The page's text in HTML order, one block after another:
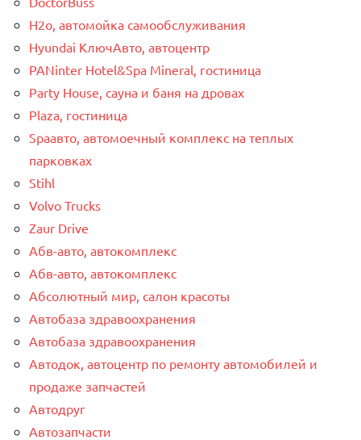
H2o, автомойка самообслуживания
Hyundai КлючАвто, автоцентр
PANinter Hotel&Spa Mineral, гостиница
Party House, сауна и баня на дровах
Plaza, гостиница
Spaавто, автомоечный комплекс на теплых
парковках
Stihl
Volvo Trucks
Zaur Drive
Абв-авто, автокомплекс
Абв-авто, автокомплекс
Абсолютный мир, салон красоты
Автобаза здравоохранения
Автобаза здравоохранения
Автодок, автоцентр по ремонту автомобилей и
продаже запчастей
Автодруг
Автозапчасти